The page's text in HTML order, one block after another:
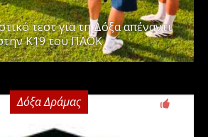
τεστ για τη Δόξα απέναντι
Κ19 του ΠΑΟΚ
Δόξα Δράμας